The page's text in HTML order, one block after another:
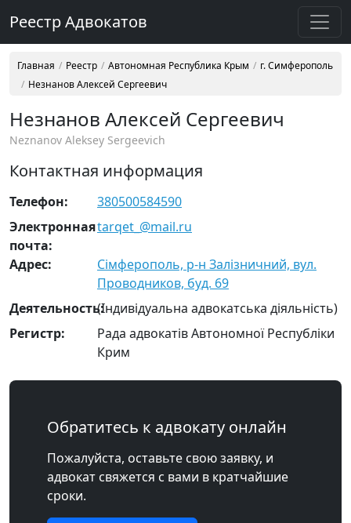
Реестр Адвокатов
Главная Реестр Автономная Республика Крым
г. Симферополь
Незнанов Алексей Сергеевич
Незнанов Алексей Сергеевич
Neznanov Aleksey Sergeevich
Контактная информация
Телефон:
380500584590
Электронная
почта:
tarqet_@mail.ru
Адрес:
Сімферополь, р-н Залізничний, вул.
Проводников, буд. 69
Деятельность:(Індивідуальна адвокатська діяльність)
Регистр:
Рада адвокатів Автономної Республіки
Крим
Обратитесь к адвокату онлайн
Пожалуйста, оставьте свою заявку, и
адвокат свяжется с вами в кратчайшие
сроки.